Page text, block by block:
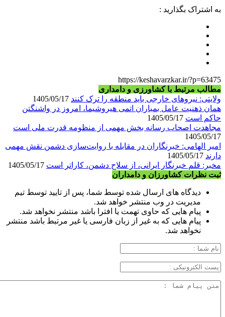
به اشتراک بگذارید :
https://keshavarzkar.ir/?p=63475
مطالب مرتبط با کشاورزی و دامداری
ولایتی: نیروهای خارجی باید منطقه را ترک کنند
همان ذهنیت عامل بمباران اتمی هیروشیما، امروز در واشنگتن
حاکم است
مجاهدت اصحاب رسانه بخش مهمی از منظومه قدرت ملی است
1405/05/17
امیر الهامی: خبرنگاران در مقابله با روایت‌سازی دشمن نقش مهمی
دارند
مخبر: قلمِ خبرنگارِ ایرانی، از سلاح دشمن، کاراتر است
ثبت نظرات کشاورزان و دامداران
دیدگاه های ارسال شده توسط شما، پس از تایید توسط تیم
مدیریت در وب منتشر خواهد شد.
پیام هایی که حاوی تهمت یا افترا باشد منتشر نخواهد شد.
پیام هایی که به غیر از زبان فارسی یا غیر مرتبط باشد منتشر
نخواهد شد.